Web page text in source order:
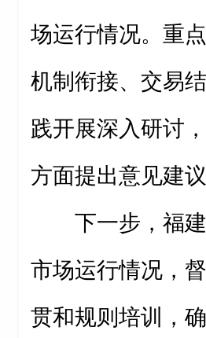
场运行情况。重
机制衔接、交易
践开展深入研讨
方面提出意见建议
下一步，福
市场运行情况，
贯和规则培训，